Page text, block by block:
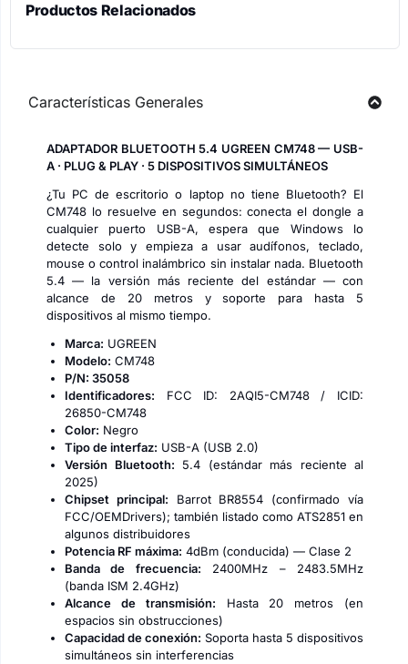
Productos Relacionados
Características Generales
ADAPTADOR BLUETOOTH 5.4 UGREEN CM748 — USB-
A · PLUG & PLAY · 5 DISPOSITIVOS SIMULTÁNEOS
¿Tu PC de escritorio o laptop no tiene Bluetooth? El
CM748 lo resuelve en segundos: conecta el dongle a
cualquier puerto USB-A, espera que Windows lo
detecte solo y empieza a usar audífonos, teclado,
mouse o control inalámbrico sin instalar nada. Bluetooth
5.4 — la versión más reciente del estándar — con
alcance de 20 metros y soporte para hasta 5
dispositivos al mismo tiempo.
Marca: UGREEN
Modelo: CM748
P/N: 35058
Identificadores: FCC ID: 2AQI5-CM748 / ICID:
26850-CM748
Color: Negro
Tipo de interfaz: USB-A (USB 2.0)
Versión Bluetooth: 5.4 (estándar más reciente al
2025)
Chipset principal: Barrot BR8554 (confirmado vía
FCC/OEMDrivers); también listado como ATS2851 en
algunos distribuidores
Potencia RF máxima: 4dBm (conducida) — Clase 2
Banda de frecuencia: 2400MHz – 2483.5MHz
(banda ISM 2.4GHz)
Alcance de transmisión: Hasta 20 metros (en
espacios sin obstrucciones)
Capacidad de conexión: Soporta hasta 5 dispositivos
simultáneos sin interferencias